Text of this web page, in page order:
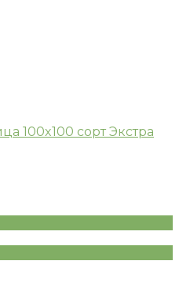
100x100 сорт Экстра